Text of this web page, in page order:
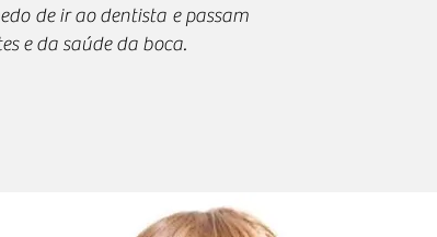
de ir ao dentista e passam
e da saúde da boca.